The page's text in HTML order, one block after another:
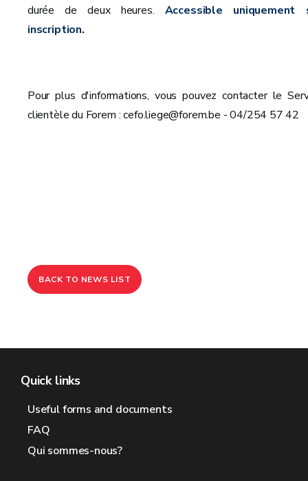
durée de deux heures. Accessible uniquement
inscription.
Pour plus d'informations, vous pouvez contacter le
clientèle du Forem : cefo.liege@forem.be - 04/254 57 42
BACK TO NEWS LIST
Quick links
Useful forms and documents
FAQ
Qui sommes-nous?